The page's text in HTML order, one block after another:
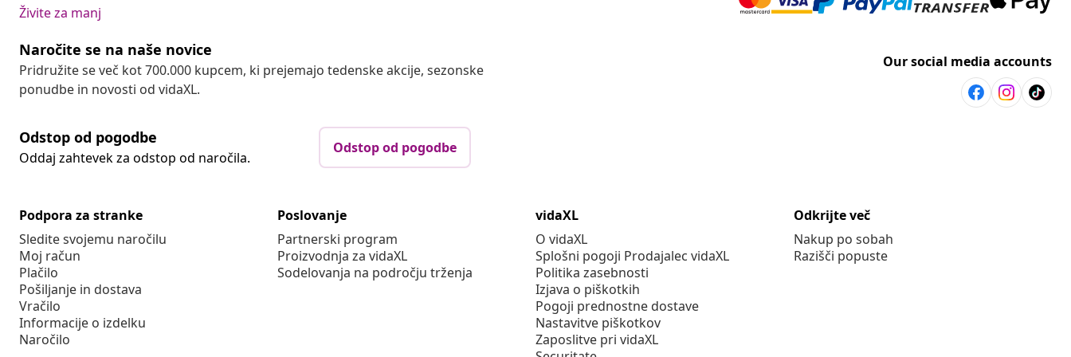
Živite za manj
Naročite se na naše novice
Pridružite se več kot 700.000 kupcem, ki prejemajo tedenske akcije, sezonske
ponudbe in novosti od vidaXL.
Our social media accounts
Odstop od pogodbe
Oddaj zahtevek za odstop od naročila.
Odstop od pogodbe
Podpora za stranke
Sledite svojemu naročilu
Moj račun
Plačilo
Pošiljanje in dostava
Vračilo
Informacije o izdelku
Naročilo
Poslovanje
Partnerski program
Proizvodnja za vidaXL
Sodelovanja na področju trženja
vidaXL
O vidaXL
Splošni pogoji Prodajalec vidaXL
Politika zasebnosti
Izjava o piškotkih
Pogoji prednostne dostave
Nastavitve piškotkov
Zaposlitve pri vidaXL
Odkrijte več
Nakup po sobah
Razišči popuste